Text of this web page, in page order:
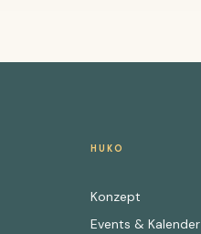
HUKO
Konzept
Events & Kalender